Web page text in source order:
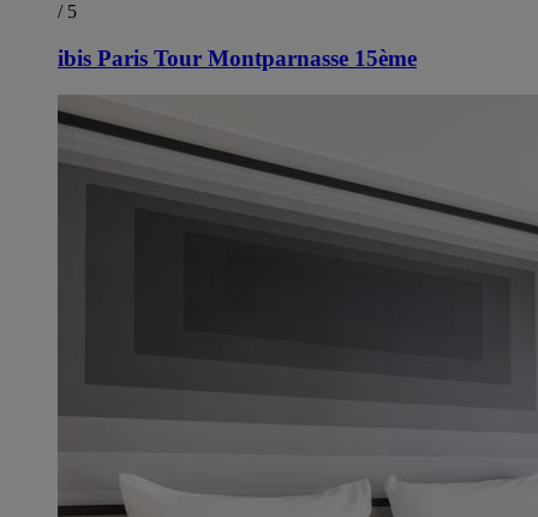
/ 5
ibis Paris Tour Montparnasse 15ème